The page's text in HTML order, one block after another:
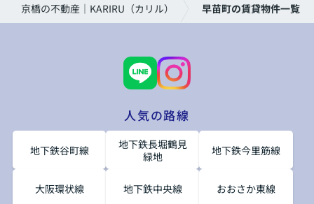
京橋の不動産｜KARIRU（カリル） 早苗町の賃貸物件一覧
人気の路線
地下鉄谷町線
地下鉄長堀鶴見
緑地
地下鉄今里筋線
大阪環状線 地下鉄中央線 おおさか東線